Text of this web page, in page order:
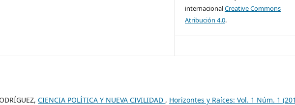
internacionalCreative Commons
Atribución 4.0.
CIENCIA POLÍTICA Y NUEVA CIVILIDAD , Horizontes y Raíces: Vol. 1 Núm. 1